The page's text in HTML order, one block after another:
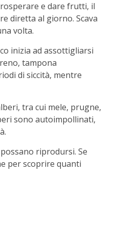
e dare frutti, il
diretta al giorno. Scava
volta.
inizia ad assottigliarsi
tampona
di siccità, mentre
tra cui mele, prugne,
sono autoimpollinati,
riprodursi. Se
per scoprire quanti